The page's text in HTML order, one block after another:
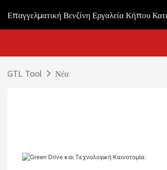
Επαγγελματική Βενζίνη Εργαλεία Κήπου
GTL Tool Νέα